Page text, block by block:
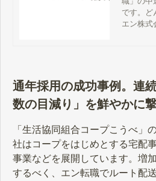
です。ど
募集で、
エン株式
通年採用の成功事例。連
数の目減り」を鮮やかに撃
「生活協同組合コープこうべ」
社はコープをはじめとする宅配
事業などを展開しています。増
するべく、エン転職でルート配